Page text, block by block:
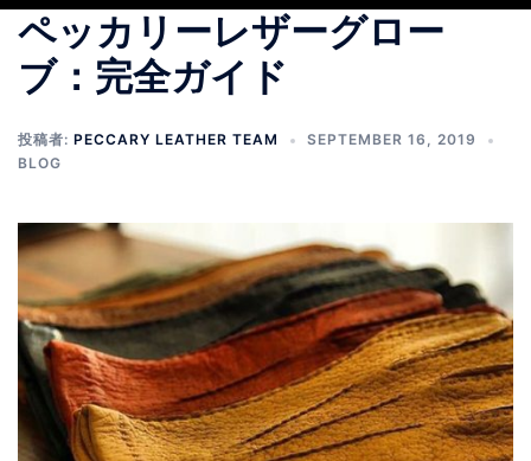
ル
メ
ニ
ー
ペッカリーレザーグロー
ブ：完全ガイド
投稿者: PECCARY LEATHER TEAM
SEPTEMBER 16, 2019
BLOG